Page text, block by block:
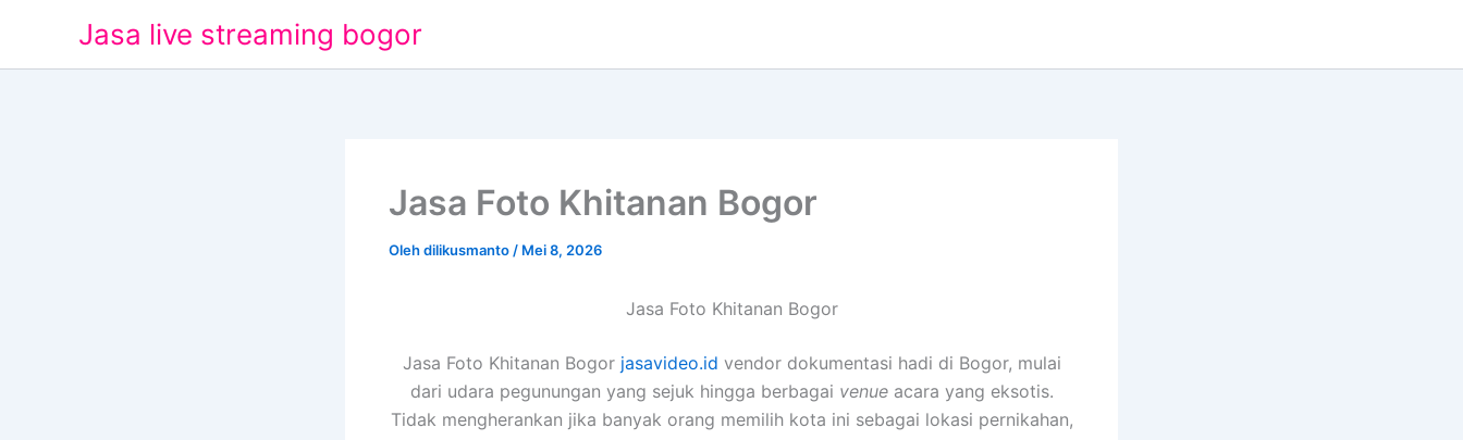
konten
Jasa live streaming bogor
Jasa Foto Khitanan Bogor
Olehdilikusmanto / Mei 8, 2026
Jasa Foto Khitanan Bogor
Jasa Foto Khitanan Bogor jasavideo.id vendor dokumentasi hadi di Bogor, mulai
dari udara pegunungan yang sejuk hingga berbagai venueacara yang eksotis.
Tidak mengherankan jika banyak orang memilih kota ini sebagai lokasi pernikahan,